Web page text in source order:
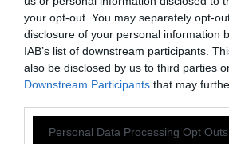
your opt-out. You may separately opt-
disclosure of your personal information
IAB’s list of downstream participants.
also be disclosed by us to third parties
Downstream Participants that may
Personal Data Processing Opt Outs
ισχυρότερη στρατηγική
διάγνωσης και καλύτερης
ασθενών, καθώς η γήρανση
αναμένεται να επιβαρύνει
περισσότερο την κατάσταση
χρόνια.